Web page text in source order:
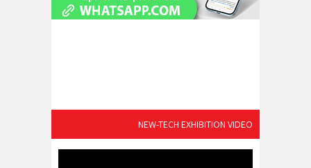
NEW-TECH EXHIBITION VIDEO